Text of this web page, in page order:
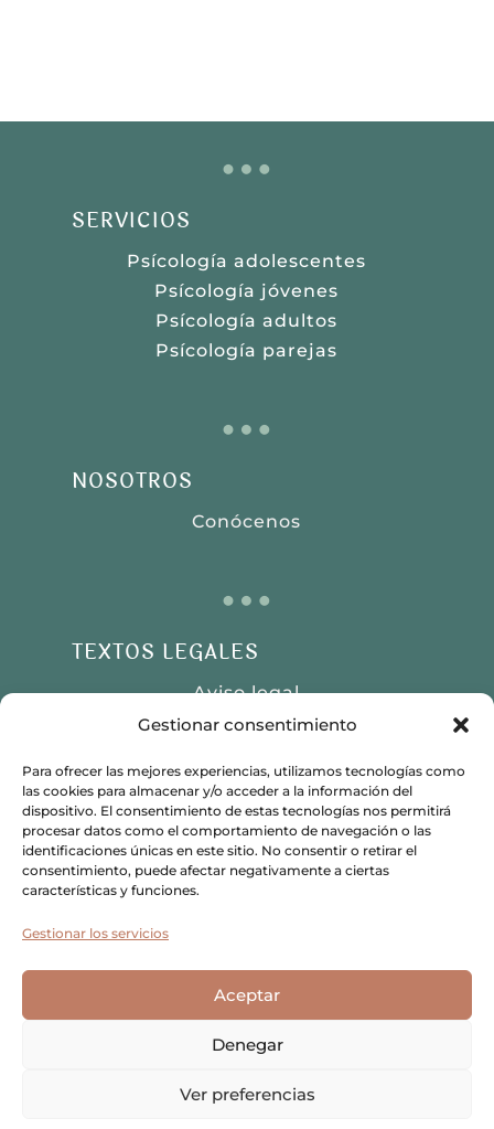
Gestionar consentimiento
Para ofrecer las mejores experiencias, utilizamos tecnologías como
las cookies para almacenar y/o acceder a la información del
dispositivo. El consentimiento de estas tecnologías nos permitirá
procesar datos como el comportamiento de navegación o las
identificaciones únicas en este sitio. No consentir o retirar el
consentimiento, puede afectar negativamente a ciertas
características y funciones.
Gestionar los servicios
Aceptar
Denegar
Ver preferencias
…
SERVICIOS
Psícología adolescentes
Psícología jóvenes
Psícología adultos
Psícología parejas
…
NOSOTROS
Conócenos
…
TEXTOS LEGALES
Aviso legal
Política de privacidad
Política de cookies
w 624 00 25 87
© 2026 Antes Tú Psicología. Todos los
derechos reservados.